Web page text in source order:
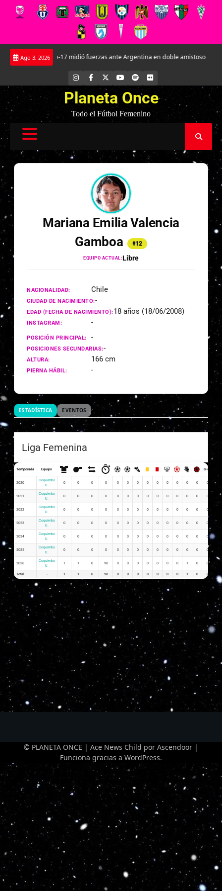
Saltar
Ago 3, 2026
La Roja Sub-17 midió fuerzas ante Argentina en doble amistoso en el CAR
INSTAGRAM
FACEBOOK YOUTUBE
SPOTIFYFLICKR
Planeta Once
Todo el Fútbol Femenino
Mariana Emilia Valencia
Gamboa
#12
EQUIPO ACTUAL:Libre
NACIONALIDAD: Chile
CIUDAD DE NACIMIENTO:-
EDAD (FECHA DE NACIMIENTO):18 años (18/06/2008)
INSTAGRAM: -
POSICIÓN PRINCIPAL: -
POSICIONES SECUNDARIAS:-
ALTURA: 166 cm
PIERNA HÁBIL: -
ESTADÍSTICA EVENTOS
Liga Femenina
Temporada Equipo G+A
2020
Coquimbo
U.
0 0 0 0 0 0 0 0 0 0 0 0 0 0
2021
Coquimbo
U.
0 0 0 0 0 0 0 0 0 0 0 0 0 0 0
2022
Coquimbo
U.
0 0 0 0 0 0 0 0 0 0 0 0 0 0
2023
Coquimbo
U.
0 0 0 0 0 0 0 0 0 0 0 0 0 0
2024
Coquimbo
U.
0 0 0 0 0 0 0 0 0 0 0 0 0 0
2025
Coquimbo
U.
0 0 0 0 0 0 0 0 0 0 0 0 0 0
2026
Coquimbo
U.
1 1 0 90 0 0 0 0 0 0 0 1 0 0
Total - 1 1 0 90 0 0 0 0 0 0 0 1 0 0 0
© PLANETA ONCE | Ace News Child por Ascendoor |
Funciona gracias a WordPress.
Optimized by Seraphinite Accelerator
Turns on site high speed to be attractive for people and search engines.